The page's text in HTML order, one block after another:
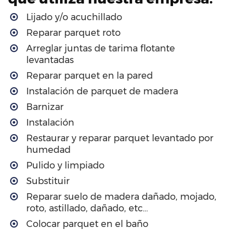
Lijado y/o acuchillado
Reparar parquet roto
Arreglar juntas de tarima flotante
levantadas
Reparar parquet en la pared
Instalación de parquet de madera
Barnizar
Instalación
Restaurar y reparar parquet levantado por
humedad
Pulido y limpiado
Substituir
Reparar suelo de madera dañado, mojado,
roto, astillado, dañado, etc…
Colocar parquet en el baño